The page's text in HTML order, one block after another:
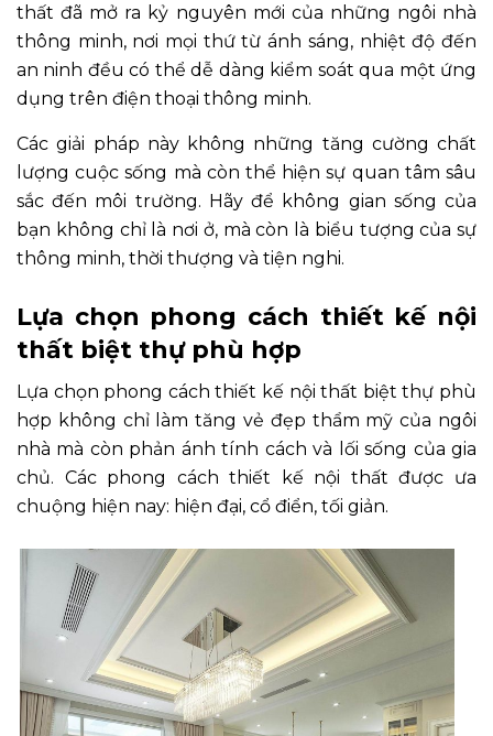
thất đã mở ra kỷ nguyên mới của những ngôi nhà
thông minh, nơi mọi thứ từ ánh sáng, nhiệt độ đến
an ninh đều có thể dễ dàng kiểm soát qua một ứng
dụng trên điện thoại thông minh.
Các giải pháp này không những tăng cường chất
lượng cuộc sống mà còn thể hiện sự quan tâm sâu
sắc đến môi trường. Hãy để không gian sống của
bạn không chỉ là nơi ở, mà còn là biểu tượng của sự
thông minh, thời thượng và tiện nghi.
Lựa chọn phong cách thiết kế nội
thất biệt thự phù hợp
Lựa chọn phong cách thiết kế nội thất biệt thự phù
hợp không chỉ làm tăng vẻ đẹp thẩm mỹ của ngôi
nhà mà còn phản ánh tính cách và lối sống của gia
chủ. Các phong cách thiết kế nội thất được ưa
chuộng hiện nay: hiện đại, cổ điển, tối giản.